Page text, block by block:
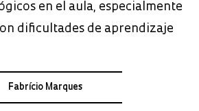
en el aula, especialmente
dificultades de aprendizaje
Fabrício Marques